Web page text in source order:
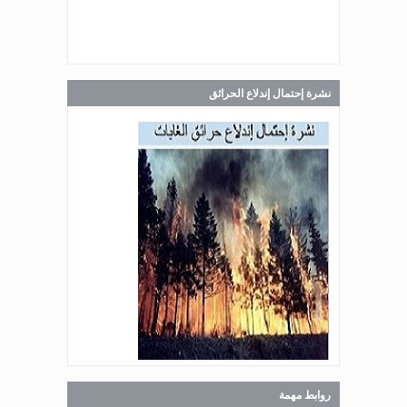
اللبناني البيان الآتي:
Jul 28, 2026
صدر عن دائرة الإعلام والعلاقات العامة
في المديرية العامة للدفاع المدني
اللبناني البيان الآتي:
Jul 27, 2026
صدر عن دائرة الإعلام والعلاقات العامة
في المديرية العامة للدفاع المدني
اللبناني البيان الآتي:
نشرة إحتمال إندلاع الحرائق
روابط مهمة